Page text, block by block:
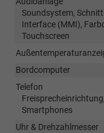
Soundsystem,
Interface (MMI),
Touchscreen
Bordcomputer
Telefon
Smartphones
Uhr & Drehzahlmesser